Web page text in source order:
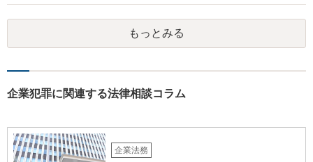
的手段として裁判（おそらく少額訴訟）をするかどうかの問題ですの
で、訴訟を提起してきたら粛々と対応することになります。 少額訴訟
は、１人（１社）年間１０回までしかできないので、こちらが毅然と
支払いを拒否すれば、少額訴訟を提起する可能性は、低いものと思わ
すと、押し負けて支払うかもと考えますので、弁護士に依頼するなど
応、弁護士に依頼して同様の対応、裁判してきたら、従業員にて粛々
と対応のどれかを選択することになります。 以上、ご参考まで。
もっとみる
企業犯罪に関連する法律相談コラム
企業法務